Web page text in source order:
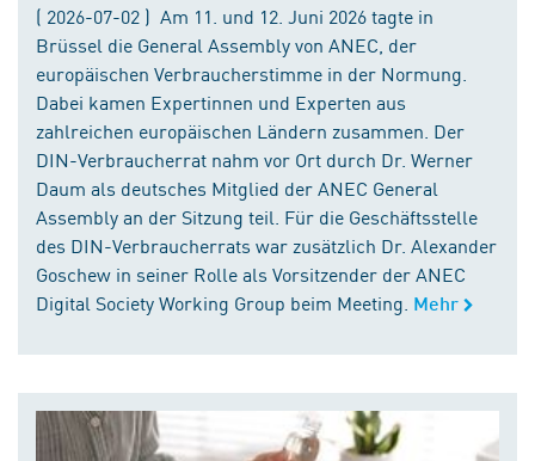
( 2026-07-02 ) Am 11. und 12. Juni 2026 tagte in
Brüssel die General Assembly von ANEC, der
europäischen Verbraucherstimme in der Normung.
Dabei kamen Expertinnen und Experten aus
zahlreichen europäischen Ländern zusammen. Der
DIN-Verbraucherrat nahm vor Ort durch Dr. Werner
Daum als deutsches Mitglied der ANEC General
Assembly an der Sitzung teil. Für die Geschäftsstelle
des DIN-Verbraucherrats war zusätzlich Dr. Alexander
Goschew in seiner Rolle als Vorsitzender der ANEC
Digital Society Working Group beim Meeting. Mehr